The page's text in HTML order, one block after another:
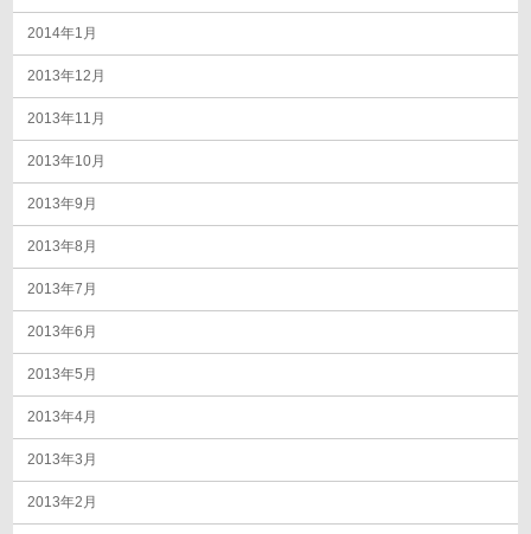
2014年1月
2013年12月
2013年11月
2013年10月
2013年9月
2013年8月
2013年7月
2013年6月
2013年5月
2013年4月
2013年3月
2013年2月